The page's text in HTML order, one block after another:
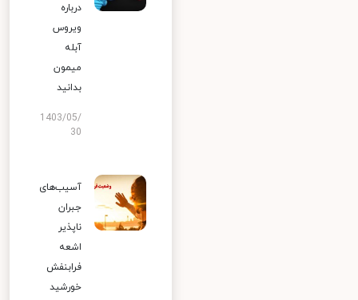
درباره
ویروس
آبله
میمون
بدانید
1403/05/
30
آسیب‌های
جبران
ناپذیر
اشعه
فرابنفش
خورشید